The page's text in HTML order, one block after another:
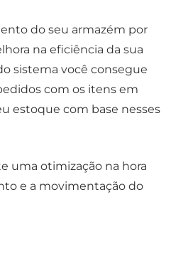
do seu armazém por
na eficiência da sua
sistema você consegue
com os itens em
estoque com base nesses
uma otimização na hora
e a movimentação do